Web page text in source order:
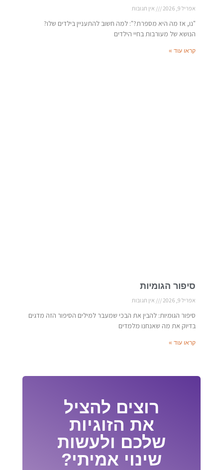
אפריל 9, 2026 אין תגובות
"נו, אז מה היא מספרת?": למה חשוב להתעניין בילדים שלו?
הנושא של מעורבות בחיי הילדים
קראו עוד »
סיפור הגומיות
אפריל 9, 2026 אין תגובות
סיפור הגומיות: להבין את הבכי שמעבר למילים הסיפור הזה מדגים
בדיוק את מה שאנחנו מלמדים
קראו עוד »
רוצים להציל
את הזוגיות
שלכם ולעשות
שינוי אמיתי?